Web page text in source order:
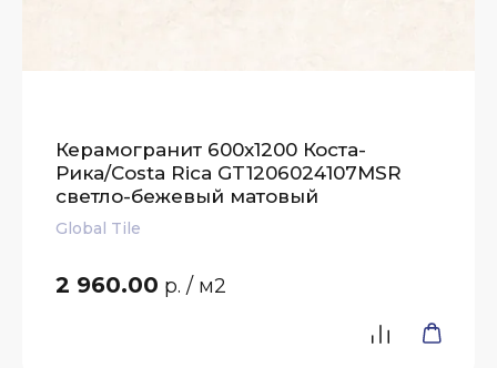
Керамогранит 600x1200 Коста-
Рика/Costa Rica GT1206024107MSR
светло-бежевый матовый
Global Tile
2 960.00 р. / м2